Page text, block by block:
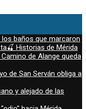
los baños que marcaron
Historias de Mérida
de Alange queda
de San Serván obliga a
y alejado de las